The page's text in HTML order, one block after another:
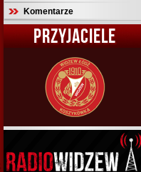
Komentarze
PRZYJACIELE